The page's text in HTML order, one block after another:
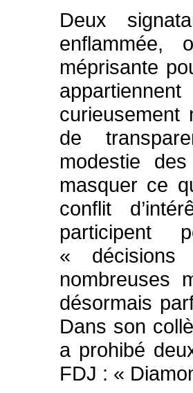
Deux
enflammée,
méprisante
de
modestie
masquer ce
conflit
participent
«
nombreuses
désormais
Dans son
a prohibé
FDJ : «